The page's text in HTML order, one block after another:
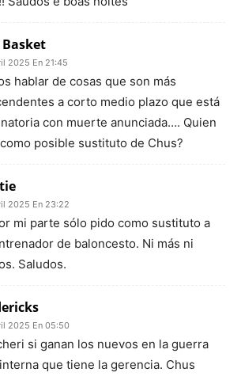
Basket
2025 En 21:45
hablar de cosas que son más
a corto medio plazo que está
con muerte anunciada…. Quien
posible sustituto de Chus?
2025 En 23:22
mi parte sólo pido como sustituto a
de baloncesto. Ni más ni
Saludos.
2025 En 05:50
si ganan los nuevos en la guerra
que tiene la gerencia. Chus